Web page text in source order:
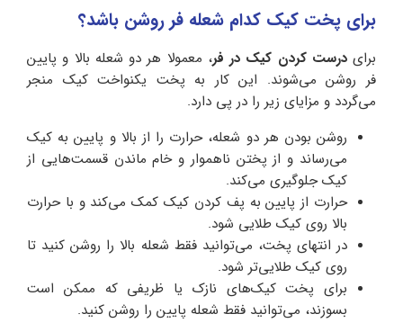
برای پخت کیک کدام شعله فر روشن باشد؟
برایدرست کردن کیک در فر، معمولا هر دو شعله بالا و پایین
فر روشن می‌شوند. این کار به پخت یکنواخت کیک منجر
می‌گردد و مزایای زیر را در پی دارد.
روشن بودن هر دو شعله، حرارت را از بالا و پایین به کیک
می‌رساند و از پختن ناهموار و خام ماندن قسمت‌هایی از
کیک جلوگیری می‌کند.
حرارت از پایین به پف کردن کیک کمک می‌کند و با حرارت
بالا روی کیک طلایی شود.
در انتهای پخت، می‌توانید فقط شعله بالا را روشن کنید تا
روی کیک طلایی‌تر شود.
برای پخت کیک‌های نازک یا ظریفی که ممکن است
بسوزند، می‌توانید فقط شعله پایین را روشن کنید.